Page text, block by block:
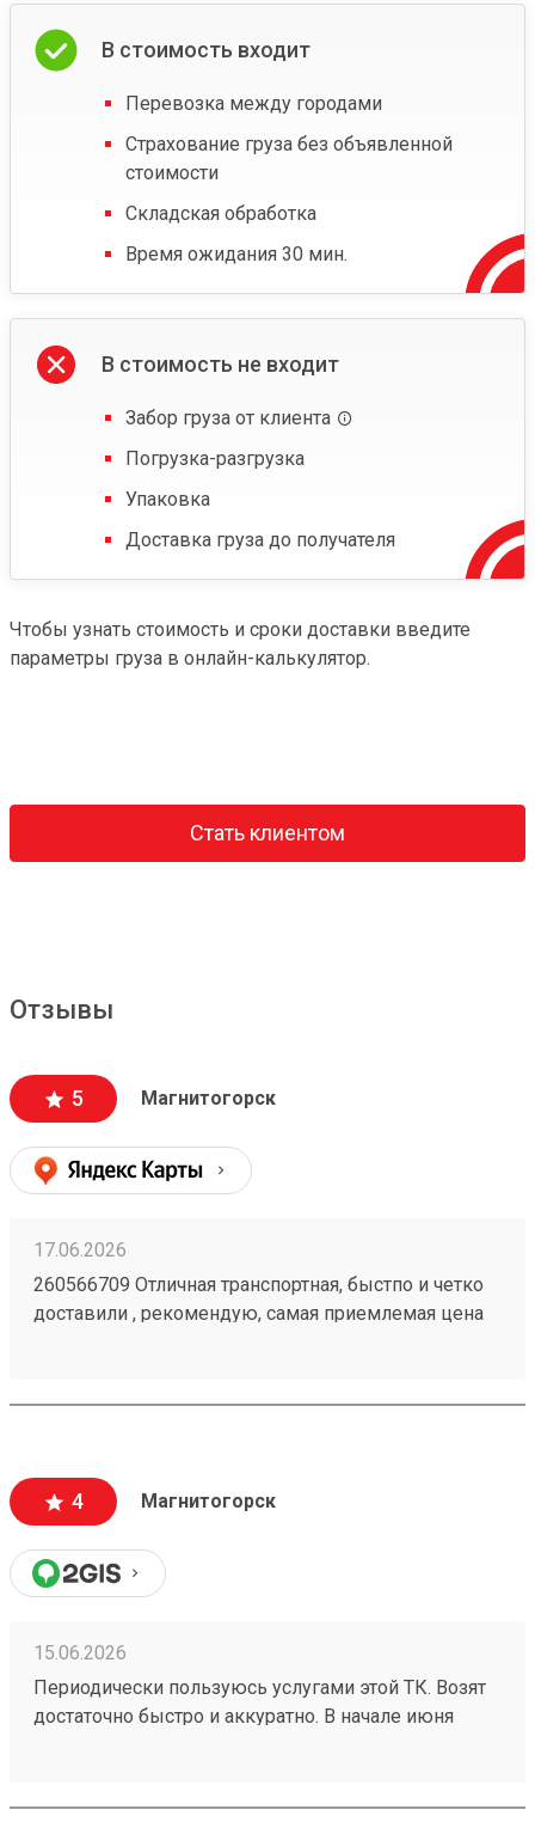
В стоимость входит
Перевозка между городами
Страхование груза без объявленной
стоимости
Складская обработка
Время ожидания 30 мин.
В стоимость не входит
Забор груза от клиента
Погрузка-разгрузка
Упаковка
Доставка груза до получателя
Чтобы узнать стоимость и сроки доставки введите
параметры груза в онлайн-калькулятор.
Стать клиентом
Отзывы
5 Магнитогорск
17.06.2026
260566709 Отличная транспортная, быстпо и четко
доставили , рекомендую, самая приемлемая цена
4 Магнитогорск
15.06.2026
Периодически пользуюсь услугами этой ТК. Возят
достаточно быстро и аккуратно. В начале июня
отправитель маркером указал это. Коробка пришла